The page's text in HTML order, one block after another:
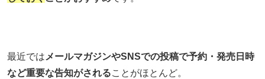
最近では メールマガジンやSNSでの投稿で予約・発売日時
など重要な告知がされることがほとんど。